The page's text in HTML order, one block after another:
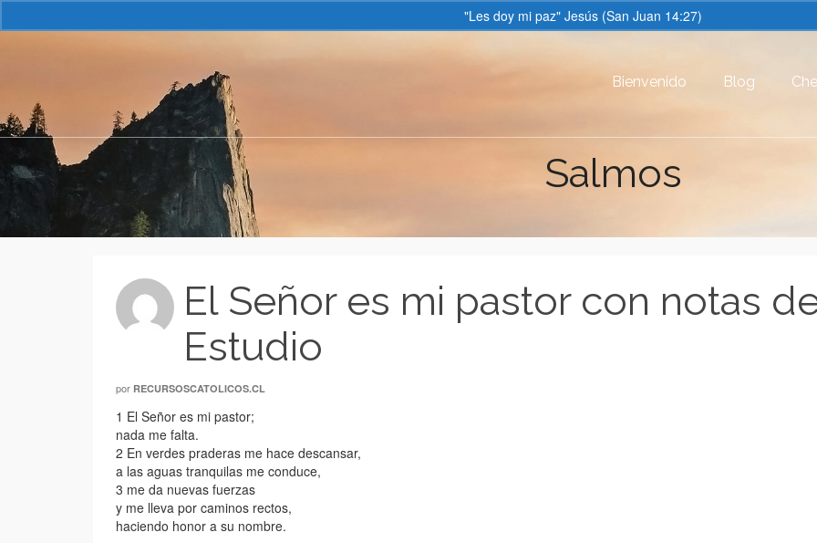
"Les doy mi paz" Jesús (San Juan 14:27)
Bienvenido Blog
Salmos
El Señor es mi pastor con notas
Estudio
por RECURSOSCATOLICOS.CL
1 El Señor es mi pastor;
nada me falta.
2 En verdes praderas me hace descansar,
a las aguas tranquilas me conduce,
3 me da nuevas fuerzas
y me lleva por caminos rectos,
haciendo honor a su nombre.